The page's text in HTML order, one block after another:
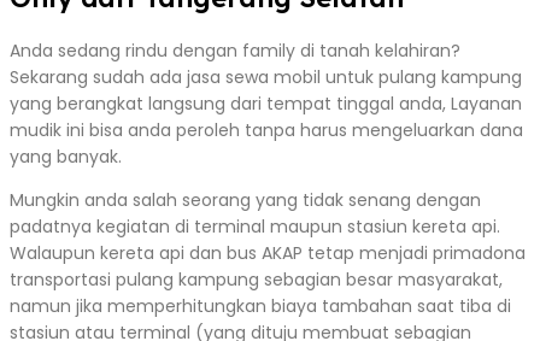
Anda sedang rindu dengan family di tanah kelahiran?
Sekarang sudah ada jasa sewa mobil untuk pulang kampung
yang berangkat langsung dari tempat tinggal anda, Layanan
mudik ini bisa anda peroleh tanpa harus mengeluarkan dana
yang banyak.
Mungkin anda salah seorang yang tidak senang dengan
padatnya kegiatan di terminal maupun stasiun kereta api.
Walaupun kereta api dan bus AKAP tetap menjadi primadona
transportasi pulang kampung sebagian besar masyarakat,
namun jika memperhitungkan biaya tambahan saat tiba di
stasiun atau terminal (yang dituju membuat sebagian